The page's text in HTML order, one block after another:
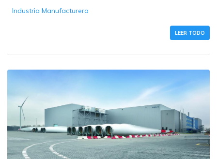
Industria Manufacturera
LEER TODO